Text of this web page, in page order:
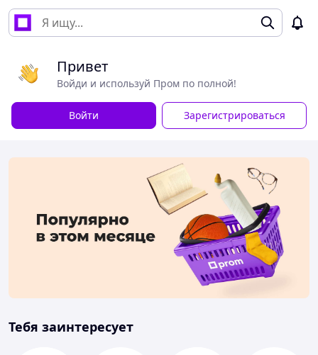
Привет
Войди и используй Пром по полной!
Войти Зарегистрироваться
Тебя заинтересует